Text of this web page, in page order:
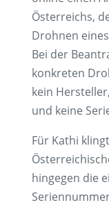
Österreichs,
Drohnen
Bei der
konkreten
kein
und keine
Für Kathi
hingegen die